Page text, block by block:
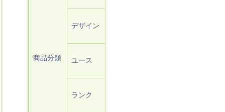
商品分類
デザイン
ユース
ランク